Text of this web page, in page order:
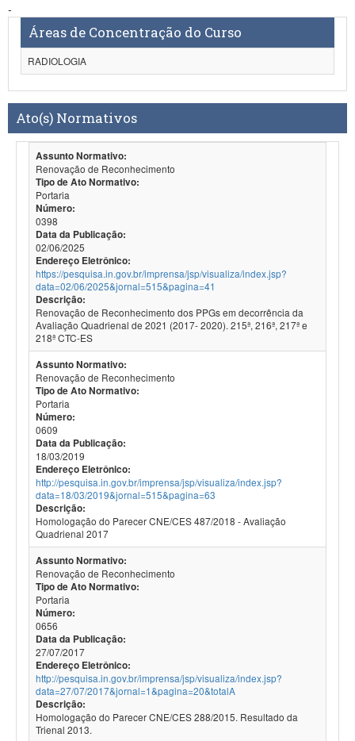
-
Áreas de Concentração do Curso
RADIOLOGIA
Ato(s) Normativos
Assunto Normativo:
Renovação de Reconhecimento
Tipo de Ato Normativo:
Portaria
Número:
0398
Data da Publicação:
02/06/2025
Endereço Eletrônico:
https://pesquisa.in.gov.br/imprensa/jsp/visualiza/index.jsp?
data=02/06/2025&jornal=515&pagina=41
Descrição:
Renovação de Reconhecimento dos PPGs em decorrência da
Avaliação Quadrienal de 2021 (2017- 2020). 215ª, 216ª, 217ª e
218ª CTC-ES
Assunto Normativo:
Renovação de Reconhecimento
Tipo de Ato Normativo:
Portaria
Número:
0609
Data da Publicação:
18/03/2019
Endereço Eletrônico:
http://pesquisa.in.gov.br/imprensa/jsp/visualiza/index.jsp?
data=18/03/2019&jornal=515&pagina=63
Descrição:
Homologação do Parecer CNE/CES 487/2018 - Avaliação
Quadrienal 2017
Assunto Normativo:
Renovação de Reconhecimento
Tipo de Ato Normativo:
Portaria
Número:
0656
Data da Publicação:
27/07/2017
Endereço Eletrônico:
http://pesquisa.in.gov.br/imprensa/jsp/visualiza/index.jsp?
data=27/07/2017&jornal=1&pagina=20&totalA
Descrição:
Homologação do Parecer CNE/CES 288/2015. Resultado da
Trienal 2013.